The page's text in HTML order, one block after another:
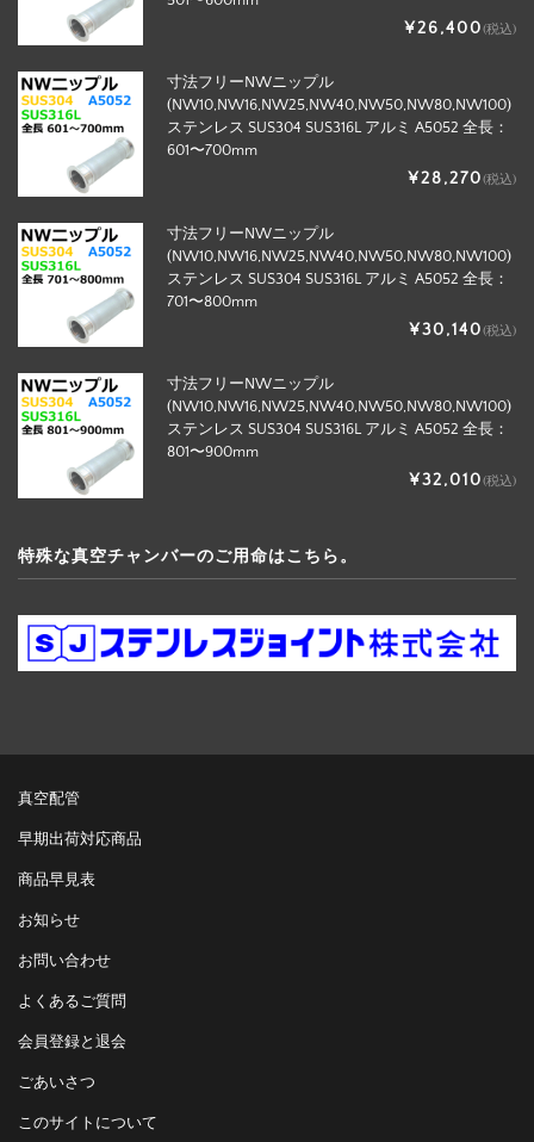
¥26,400(税込)
寸法フリーNWニップル
(NW10,NW16,NW25,NW40,NW50,NW80,NW100)
ステンレス SUS304 SUS316L アルミ A5052 全長：
601〜700mm
¥28,270(税込)
寸法フリーNWニップル
(NW10,NW16,NW25,NW40,NW50,NW80,NW100)
ステンレス SUS304 SUS316L アルミ A5052 全長：
701〜800mm
¥30,140(税込)
寸法フリーNWニップル
(NW10,NW16,NW25,NW40,NW50,NW80,NW100)
ステンレス SUS304 SUS316L アルミ A5052 全長：
801〜900mm
¥32,010(税込)
特殊な真空チャンバーのご用命はこちら。
真空配管
早期出荷対応商品
商品早見表
お知らせ
お問い合わせ
よくあるご質問
会員登録と退会
ごあいさつ
このサイトについて